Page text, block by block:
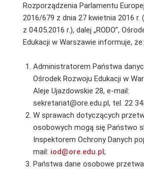
Rozporządzenia Parlamentu
2016/679 z dnia 27 kwietnia 2016 r.
z 04.05.2016 r.), dalej „RODO”,
Edukacji w Warszawie informuje, że:
Administratorem Państwa
Ośrodek Rozwoju Edukacji w
Aleje Ujazdowskie 28, e-mail:
sekretariat@ore.edu.pl, tel. 22
W sprawach dotyczących
osobowych mogą się Państwo
Inspektorem Ochrony Danych
mail: iod@ore.edu.pl;
Państwa dane osobowe